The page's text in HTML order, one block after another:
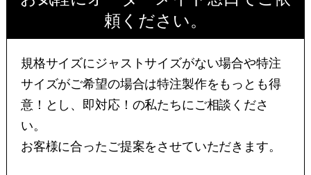
頼ください。
規格サイズにジャストサイズがない場合や特注
サイズがご希望の場合は特注製作をもっとも得
意！とし、即対応！の私たちにご相談くださ
い。
お客様に合ったご提案をさせていただきます。